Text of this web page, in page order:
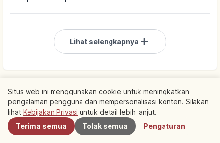
Lihat selengkapnya add
Bersponsor
Rencanakan perjalanan ke Jepang
Terdekat
Situs web ini menggunakan cookie untuk meningkatkan
pengalaman pengguna dan mempersonalisasi konten. Silakan
lihat Kebijakan Privasi untuk detail lebih lanjut.
Terima semua
Tolak semua Pengaturan